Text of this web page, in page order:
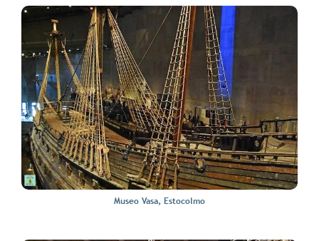
Museo Vasa, Estocolmo